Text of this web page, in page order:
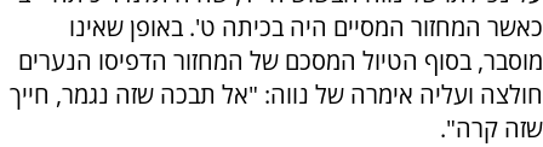
כאשר המחזור המסיים היה בכיתה ט'. באופן שאינו
מוסבר, בסוף הטיול המסכם של המחזור הדפיסו הנערים
חולצה ועליה אימרה של נווה: "אל תבכה שזה נגמר, חייך
שזה קרה".